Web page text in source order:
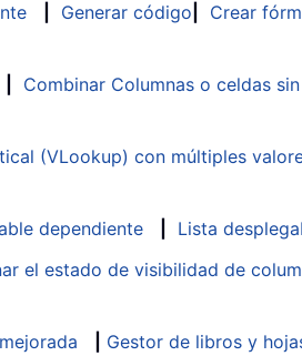
Generar código
Crear
Combinar Columnas o celdas
(VLookup) con múltiples
dependiente Lista
el estado de visibilidad de
Gestor de libros y